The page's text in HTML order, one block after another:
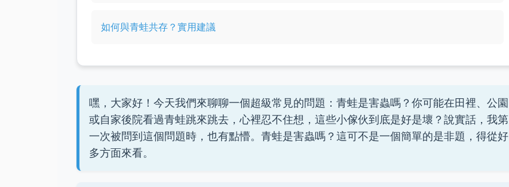
如何與青蛙共存？實用建議
嘿，大家好！今天我們來聊聊一個超級常見的問題：青蛙是害蟲嗎？你可能在田裡、公園
或自家後院看過青蛙跳來跳去，心裡忍不住想，這些小傢伙到底是好是壞？說實話，我第
一次被問到這個問題時，也有點懵。青蛙是害蟲嗎？這可不是一個簡單的是非題，得從好
多方面來看。